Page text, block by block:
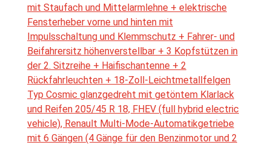
mit Staufach und Mittelarmlehne + elektrische
Fensterheber vorne und hinten mit
Impulsschaltung und Klemmschutz + Fahrer- und
Beifahrersitz höhenverstellbar + 3 Kopfstützen in
der 2. Sitzreihe + Haifischantenne + 2
Rückfahrleuchten + 18-Zoll-Leichtmetallfelgen
Typ Cosmic glanzgedreht mit getöntem Klarlack
und Reifen 205/45 R 18, FHEV (full hybrid electric
vehicle), Renault Multi-Mode-Automatikgetriebe
mit 6 Gängen (4 Gänge für den Benzinmotor und 2